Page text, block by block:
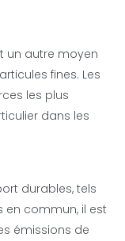
un autre moyen
fines. Les
les plus
dans les
durables, tels
en commun, il est
émissions de